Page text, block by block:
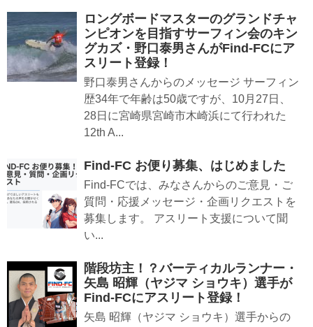
ロングボードマスターのグランドチャ
ンピオンを目指すサーフィン会のキン
グカズ・野口泰男さんがFind-FCにア
スリート登録！
野口泰男さんからのメッセージ サーフィン
歴34年で年齢は50歳ですが、10月27日、
28日に宮崎県宮崎市木崎浜にて行われた
12th A...
Find-FC お便り募集、はじめました
Find-FCでは、みなさんからのご意見・ご
質問・応援メッセージ・企画リクエストを
募集します。 アスリート支援について聞
い...
階段坊主！？バーティカルランナー・
矢島 昭輝（ヤジマ ショウキ）選手が
Find-FCにアスリート登録！
矢島 昭輝（ヤジマ ショウキ）選手からの